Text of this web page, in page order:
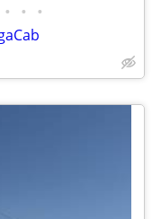
• • •